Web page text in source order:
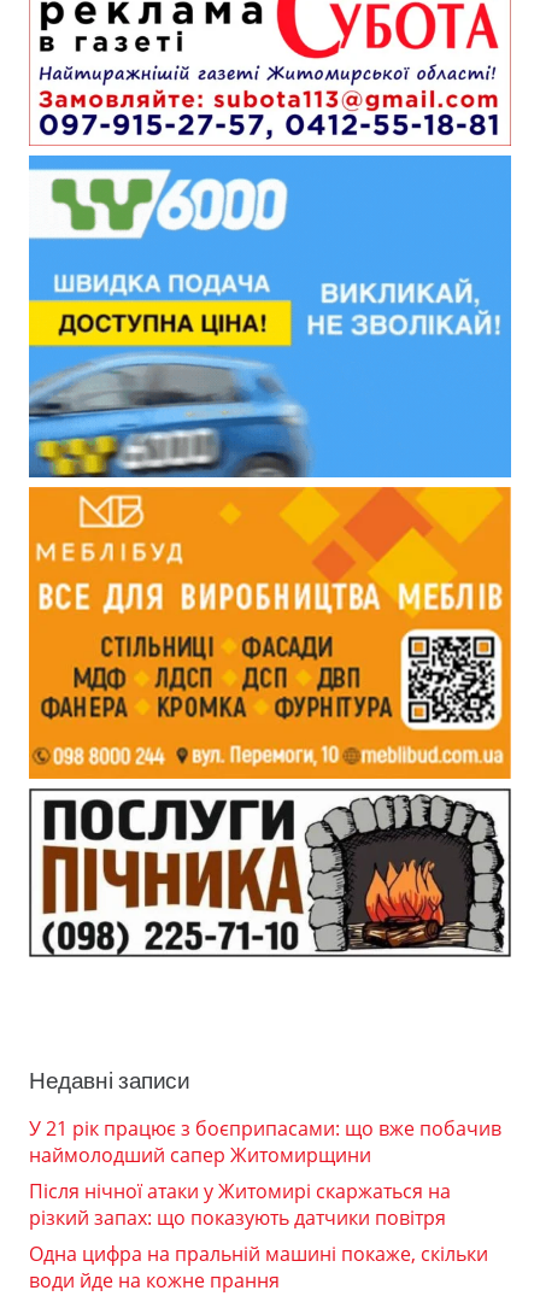
Недавні записи
У 21 рік працює з боєприпасами: що вже побачив
наймолодший сапер Житомирщини
Після нічної атаки у Житомирі скаржаться на
різкий запах: що показують датчики повітря
Одна цифра на пральній машині покаже, скільки
води йде на кожне прання